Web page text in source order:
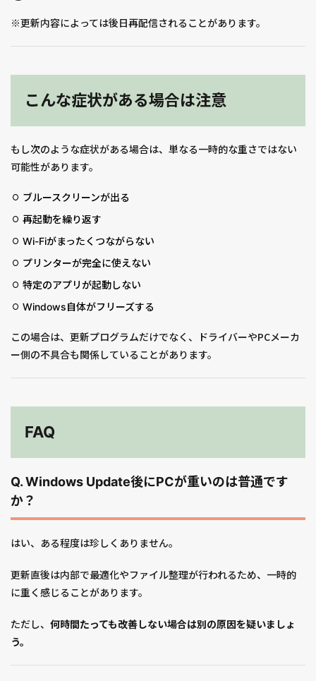
※更新内容によっては後日再配信されることがあります。
こんな症状がある場合は注意
もし次のような症状がある場合は、単なる一時的な重さではない
可能性があります。
ブルースクリーンが出る
再起動を繰り返す
Wi-Fiがまったくつながらない
プリンターが完全に使えない
特定のアプリが起動しない
Windows自体がフリーズする
この場合は、更新プログラムだけでなく、ドライバーやPCメーカ
ー側の不具合も関係していることがあります。
FAQ
Q. Windows Update後にPCが重いのは普通です
か？
はい、ある程度は珍しくありません。
更新直後は内部で最適化やファイル整理が行われるため、一時的
に重く感じることがあります。
ただし、 何時間たっても改善しない場合は別の原因を疑いましょ
う。